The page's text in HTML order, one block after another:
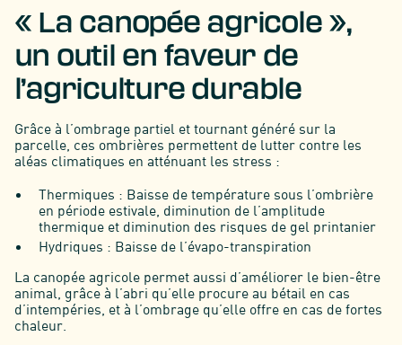
« La canopée agricole »,
un outil en faveur de
l’agriculture durable
Grâce à l’ombrage partiel et tournant généré sur la
parcelle, ces ombrières permettent de lutter contre les
aléas climatiques en atténuant les stress :
Thermiques : Baisse de température sous l’ombrière
en période estivale, diminution de l’amplitude
thermique et diminution des risques de gel printanier
Hydriques : Baisse de l’évapo-transpiration
La canopée agricole permet aussi d’améliorer le bien-être
animal, grâce à l’abri qu’elle procure au bétail en cas
d’intempéries, et à l’ombrage qu’elle offre en cas de fortes
chaleur.